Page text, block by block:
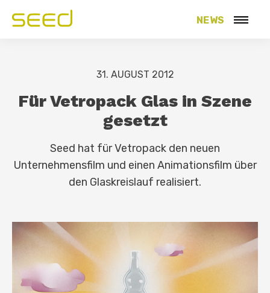
NEWS
31. AUGUST 2012
Für Vetropack Glas in Szene
gesetzt
Seed hat für Vetropack den neuen
Unternehmensfilm und einen Animationsfilm über
den Glaskreislauf realisiert.